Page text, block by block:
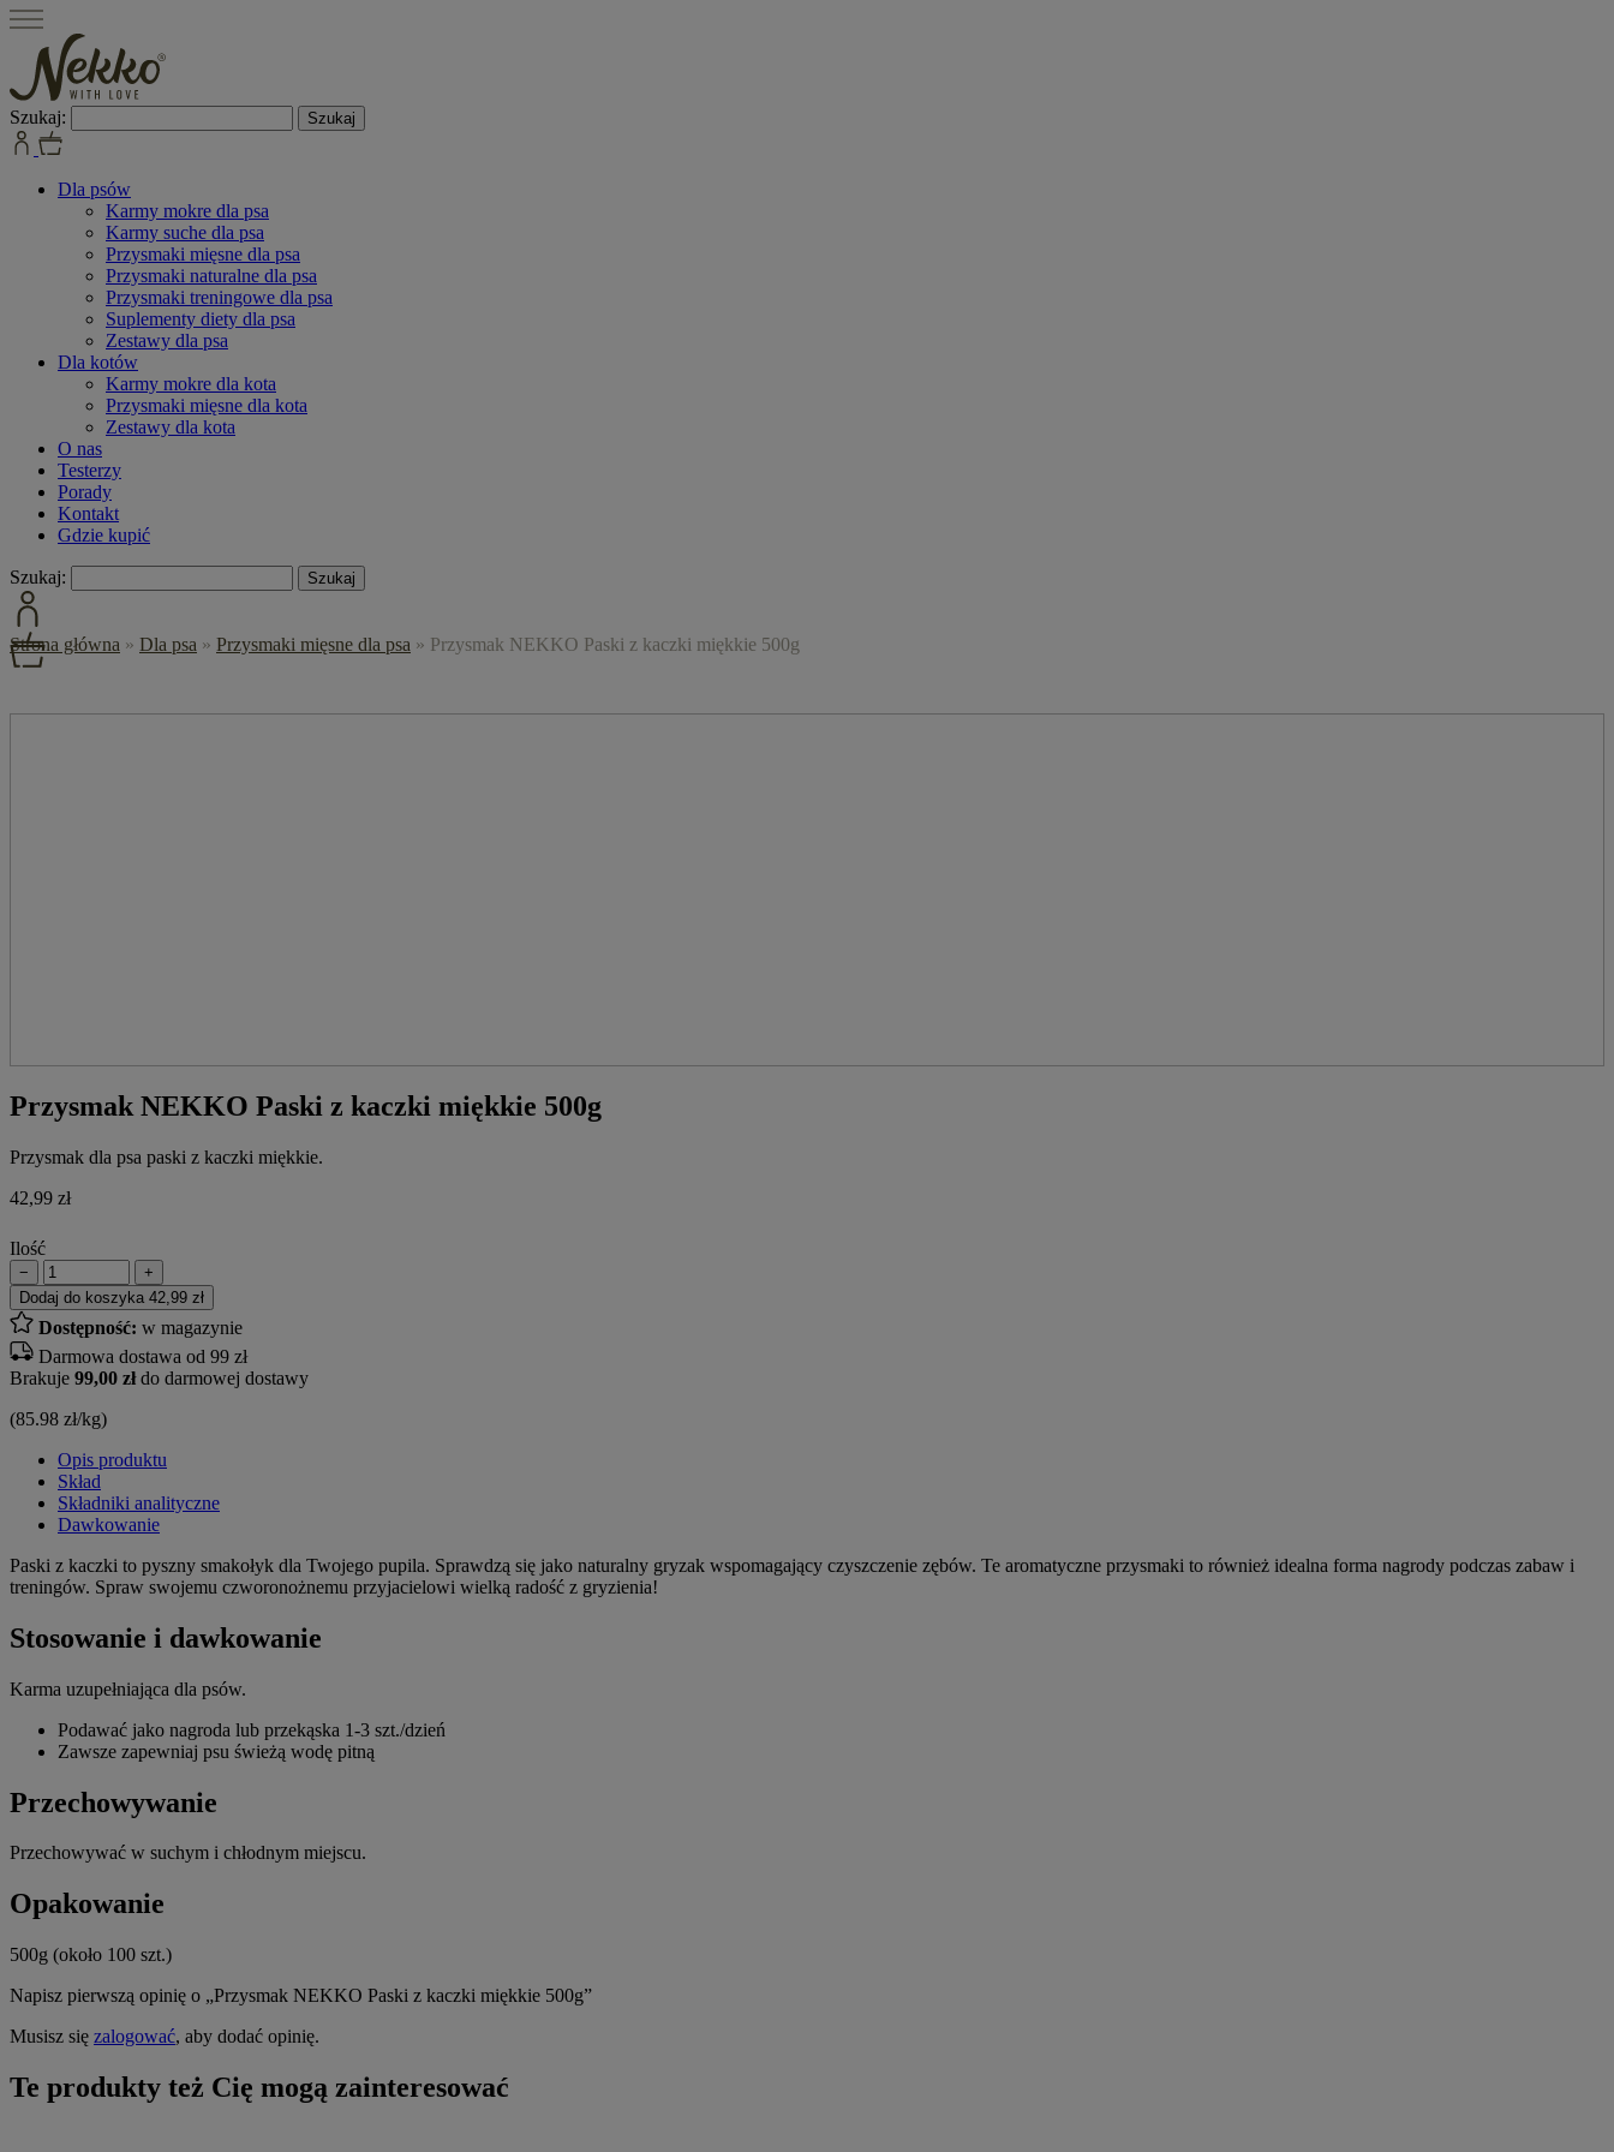
Szukaj:
Dla psów
Karmy mokre dla psa
Karmy suche dla psa
Przysmaki mięsne dla psa
Przysmaki naturalne dla psa
Przysmaki treningowe dla psa
Suplementy diety dla psa
Zestawy dla psa
Dla kotów
Karmy mokre dla kota
Przysmaki mięsne dla kota
Zestawy dla kota
O nas
Testerzy
Porady
Kontakt
Gdzie kupić
Szukaj:
Strona główna » Dla psa » Przysmaki mięsne dla psa » Przysmak NEKKO Paski z kaczki miękkie 500g
Przysmak NEKKO Paski z kaczki miękkie 500g
Przysmak dla psa paski z kaczki miękkie.
42,99 zł
Ilość
−
+
Dodaj do koszyka 42,99 zł
Dostępność: w magazynie
Darmowa dostawa od 99 zł
Brakuje 99,00 złdo darmowej dostawy
(85.98 zł/kg)
Opis produktu
Skład
Składniki analityczne
Dawkowanie
Paski z kaczki to pyszny smakołyk dla Twojego pupila. Sprawdzą się jako naturalny gryzak wspomagający czyszczenie zębów. Te aromatyczne przysmaki to również idealna forma nagrody podczas zabaw i
treningów. Spraw swojemu czworonożnemu przyjacielowi wielką radość z gryzienia!
Stosowanie i dawkowanie
Karma uzupełniająca dla psów.
Podawać jako nagroda lub przekąska 1-3 szt./dzień
Zawsze zapewniaj psu świeżą wodę pitną
Przechowywanie
Przechowywać w suchym i chłodnym miejscu.
Opakowanie
500g (około 100 szt.)
Napisz pierwszą opinię o „Przysmak NEKKO Paski z kaczki miękkie 500g”
Musisz się zalogować, aby dodać opinię.
Te produkty też Cię mogą zainteresować